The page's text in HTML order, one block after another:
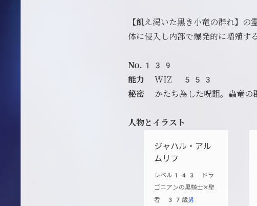
【飢え渇いた黒き小竜の群れ】
体に侵入し内部で爆発的に増殖す
No.139
能力WIZ 553
秘密 かたち為した呪詛。蟲竜の
人物とイラスト
ジャハル・アル
ムリフ
レベル143 ドラ
ゴニアンの黒騎士✕聖
者 37歳男